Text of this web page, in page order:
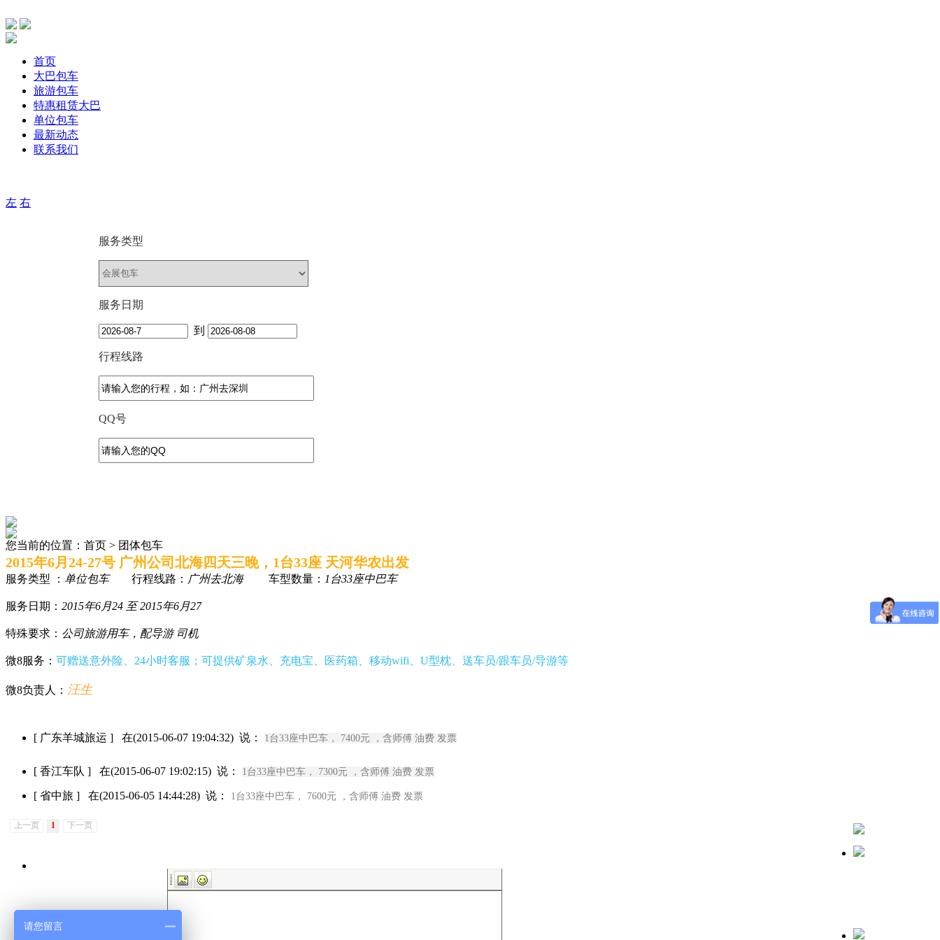
首页
大巴包车
旅游包车
特惠租赁大巴
单位包车
最新动态
联系我们
左 右
服务类型
服务日期
到
行程线路
QQ号
您当前的位置：首页 > 团体包车
2015年6月24-27号 广州公司北海四天三晚，1台33座 天河华农出发
服务类型 ： 单位包车行程线路： 广州去北海车型数量： 1台33座中巴车
服务日期： 2015年6月24 至 2015年6月27
特殊要求： 公司旅游用车，配导游 司机
微8服务： 可赠送意外险、24小时客服；可提供矿泉水、充电宝、医药箱、移动wifi、U型枕、送车员/跟车员/导游等
微8负责人： 汪生
[ 广东羊城旅运 ] 在(2015-06-07 19:04:32) 说： 1台33座中巴车， 7400元 ，含师傅 油费 发票
[ 香江车队 ] 在(2015-06-07 19:02:15) 说： 1台33座中巴车， 7300元 ，含师傅 油费 发票
[ 省中旅 ] 在(2015-06-05 14:44:28) 说： 1台33座中巴车， 7600元 ，含师傅 油费 发票
上一页 1 下一页
请您留言